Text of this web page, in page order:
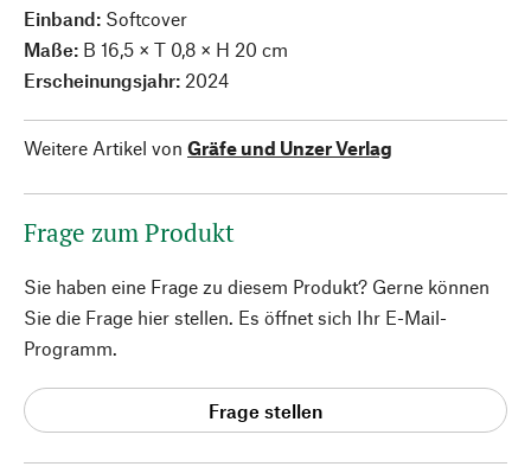
Einband: Softcover
Maße: B 16,5 × T 0,8 × H 20 cm
Erscheinungsjahr: 2024
Weitere Artikel von Gräfe und Unzer Verlag
Frage zum Produkt
Sie haben eine Frage zu diesem Produkt? Gerne können
Sie die Frage hier stellen. Es öffnet sich Ihr E-Mail-
Programm.
Frage stellen